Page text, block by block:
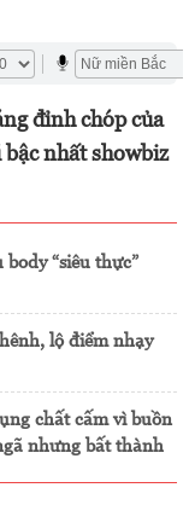
đỉnh chóp của
nhất showbiz
“siêu thực”
lộ điểm nhạy
chất cấm vì buồn
nhưng bất thành